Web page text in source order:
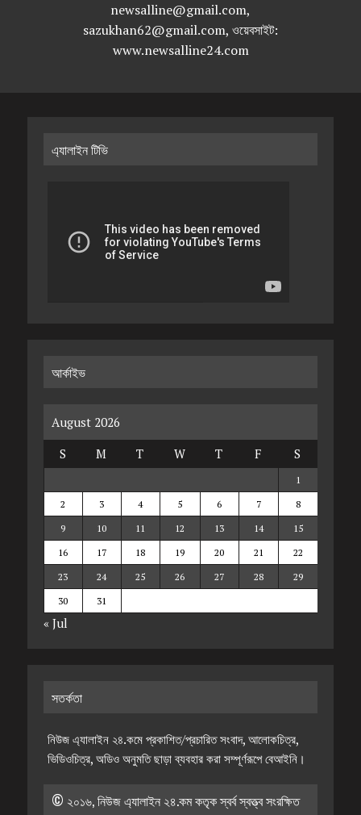
newsalline@gmail.com,
sazukhan62@gmail.com, ওয়েবসাইট:
www.newsalline24.com
এ্যালাইন টিভি
আর্কাইভ
August 2026
S
M T W T F S
1
2
3 4 5 6 7
8
9
10 11 12 13 14
15
16
17 18 19 20 21
22
23
24 25 26 27 28
29
30
31
« Jul
সতর্কতা
নিউজ এ্যালাইন ২৪.কমে প্রকাশিত/প্রচারিত সংবাদ, আলোকচিত্র,
ভিডিওচিত্র, অডিও অনুমতি ছাড়া ব্যবহার করা সম্পূর্ণরূপে বেআইনি।
© ২০১৬, নিউজ এ্যালাইন ২৪.কম কতৃক স্বর্ব স্বত্ত্ব সংরক্ষিত